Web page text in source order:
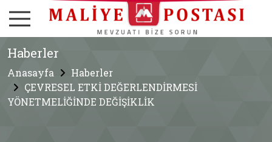
Haberler
Anasayfa
Haberler
ÇEVRESEL ETKİ DEĞERLENDİRMESİ
YÖNETMELİĞİNDE DEĞİŞİKLİK